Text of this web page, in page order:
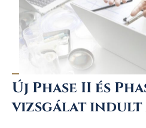
Új Phase II és
vizsgálat indult